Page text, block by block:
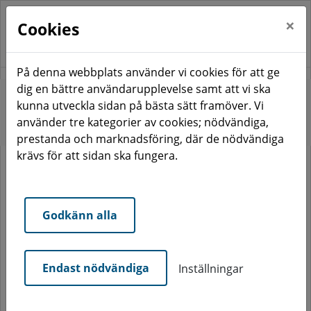
Start Hyresgäst I ditt område Tvättstuga
Tvättstuga
Tvättstugan delar du med dina grannar. Om alla
hjälps åt så kan tvättstunden bli ganska trevlig! Städa
noggrant efter dig när du tvättat klart. För egentligen
är det ju inte svårare än att lämna tvättstugan som du
själv vill finna den. Eller hur? Gör en felanmälan om
något inte fungerar som det ska i tvättstugan.
Cookies ×
På denna webbplats använder vi cookies för att ge
dig en bättre användarupplevelse samt att vi ska
kunna utveckla sidan på bästa sätt framöver. Vi
använder tre kategorier av cookies; nödvändiga,
prestanda och marknadsföring, där de nödvändiga
krävs för att sidan ska fungera.
Godkänn alla
Endast nödvändiga Inställningar